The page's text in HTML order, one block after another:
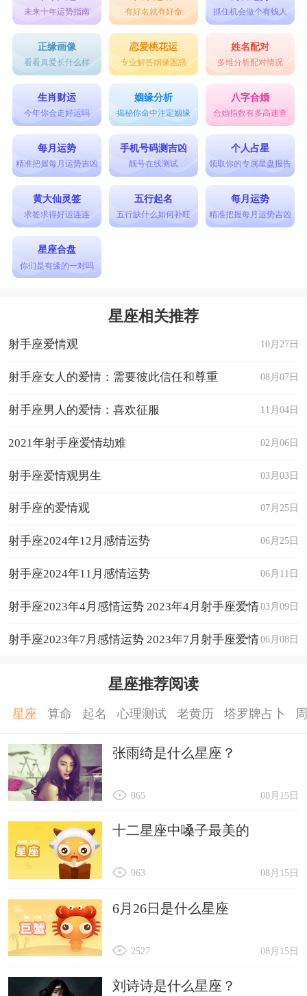
未来十年运势指南 有好名就有好命 抓住机会做个有钱人
正缘画像
看看真爱长什么样
恋爱桃花运
专业解答姻缘困惑
姓名配对
多维分析配对情况
生肖财运
今年你会走好运吗
姻缘分析
揭秘你命中注定姻缘
八字合婚
合婚指数有多高速查
每月运势
精准把握每月运势吉凶
手机号码测吉凶
靓号在线测试
个人占星
领取你的专属星盘报告
黄大仙灵签
求签求得好运连连
五行起名
五行缺什么如何补旺
每月运势
精准把握每月运势吉凶
星座合盘
你们是有缘的一对吗
星座相关推荐
10月27日
射手座爱情观
08月07日
射手座女人的爱情：需要彼此信任和尊重
11月04日
射手座男人的爱情：喜欢征服
02月06日
2021年射手座爱情劫难
03月03日
射手座爱情观男生
07月25日
射手座的爱情观
06月25日
射手座2024年12月感情运势
06月11日
射手座2024年11月感情运势
03月09日
射手座2023年4月感情运势 2023年4月射手座爱情
运程详解 06月08日
射手座2023年7月感情运势 2023年7月射手座爱情
星座推荐阅读
星座 算命 起名 心理测试 老黄历 塔罗牌占卜
张雨绮是什么星座？
08月15日
865
十二星座中嗓子最美的
08月15日
963
6月26日是什么星座
08月15日
2527
刘诗诗是什么星座？